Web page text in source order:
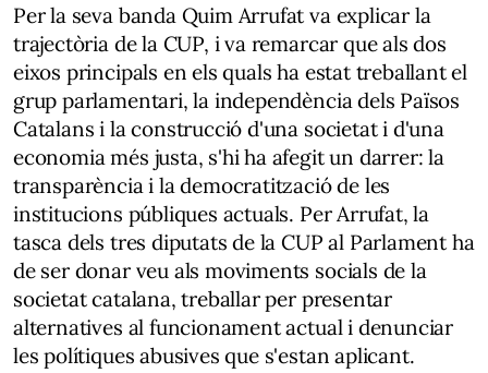
Per la seva banda Quim Arrufat va explicar la
trajectòria de la CUP, i va remarcar que als dos
eixos principals en els quals ha estat treballant el
grup parlamentari, la independència dels Països
Catalans i la construcció d'una societat i d'una
economia més justa, s'hi ha afegit un darrer: la
transparència i la democratització de les
institucions públiques actuals. Per Arrufat, la
tasca dels tres diputats de la CUP al Parlament ha
de ser donar veu als moviments socials de la
societat catalana, treballar per presentar
alternatives al funcionament actual i denunciar
les polítiques abusives que s'estan aplicant.